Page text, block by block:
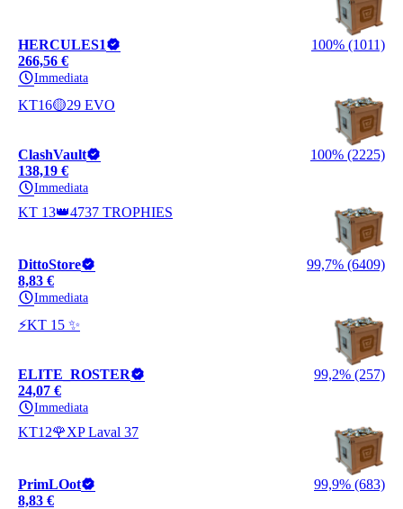
HERCULES1
100% (1011)
266,56 €
Immediata
KT16🟡29 EVO
ClashVault
100% (2225)
138,19 €
Immediata
KT 13👑4737 TROPHIES
DittoStore
99,7% (6409)
8,83 €
Immediata
⚡KT 15 ✨
ELITE_ROSTER
99,2% (257)
24,07 €
Immediata
KT12🌹XP Laval 37
PrimLOot
99,9% (683)
8,83 €